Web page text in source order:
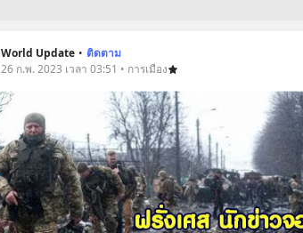
World Update • ติดตาม
26 ก.พ. 2023 เวลา 03:51 • การเมือง